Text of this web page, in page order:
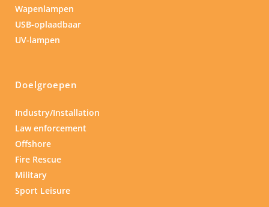
Wapenlampen
USB-oplaadbaar
UV-lampen
Doelgroepen
Industry/Installation
Law enforcement
Offshore
Fire Rescue
Military
Sport Leisure